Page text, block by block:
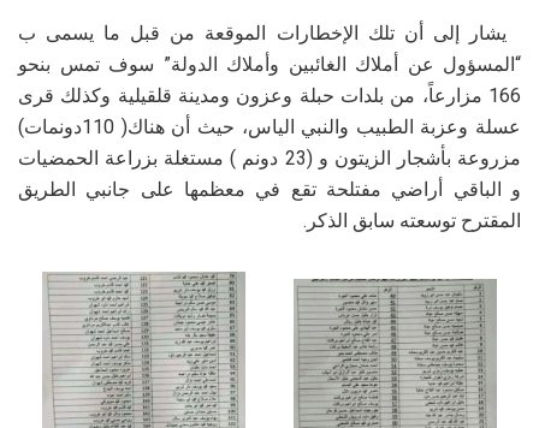
يشار إلى أن تلك الإخطارات الموقعة من قبل ما يسمى ب
“المسؤول عن أملاك الغائبين وأملاك الدولة” سوف تمس بنحو
166 مزارعاً، من بلدات حبلة وعزون ومدينة قلقيلية وكذلك قرى
عسلة وعزبة الطبيب والنبي الياس، حيث أن هناك( 110دونمات)
مزروعة بأشجار الزيتون و (23 دونم ) مستغلة بزراعة الحمضيات
و الباقي أراضي مفتلحة تقع في معظمها على جانبي الطريق
المقترح توسعته سابق الذكر.